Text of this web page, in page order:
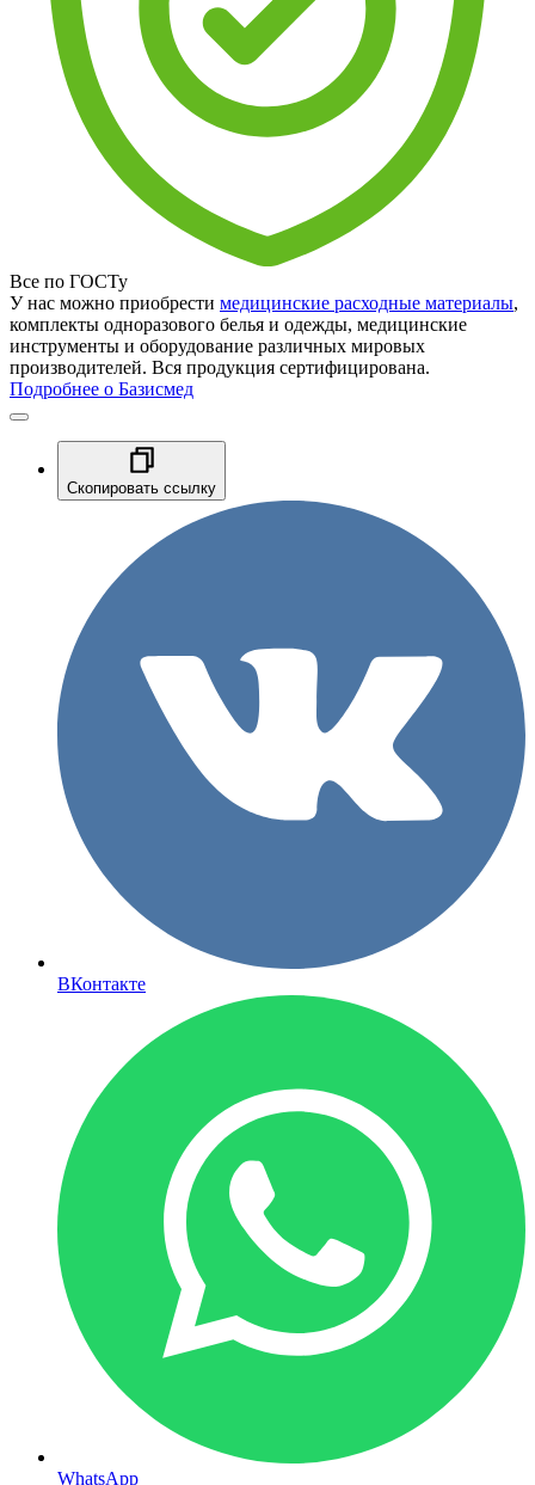
Все по ГОСТу
У нас можно приобрести медицинские расходные материалы,
комплекты одноразового белья и одежды, медицинские
инструменты и оборудование различных мировых
производителей. Вся продукция сертифицирована.
Подробнее о Базисмед
Скопировать ссылку
ВКонтакте
WhatsApp